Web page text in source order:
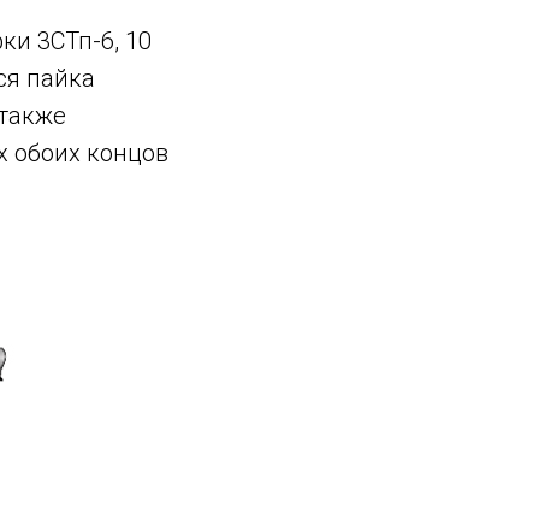
3СТп-6, 10
пайка
обоих концов